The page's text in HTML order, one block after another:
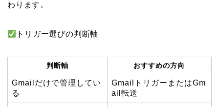
わります。
トリガー選びの判断軸
判断軸 おすすめの方向
Gmailだけで管理してい
る
GmailトリガーまたはGm
ail転送